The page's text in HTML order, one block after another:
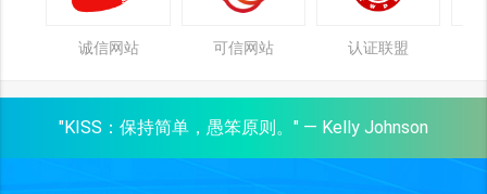
诚信网站 可信网站 认证联盟
"KISS：保持简单，愚笨原则。" — Kelly Johnson